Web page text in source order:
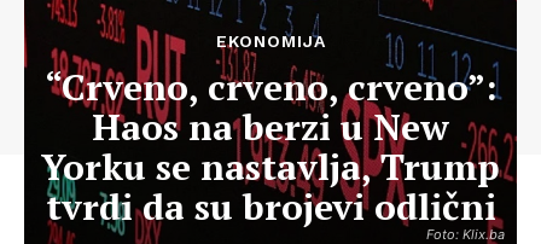
Foto: Klix.ba
EKONOMIJA
“Crveno, crveno, crveno”:
Haos na berzi u New
Yorku se nastavlja, Trump
tvrdi da su brojevi odlični